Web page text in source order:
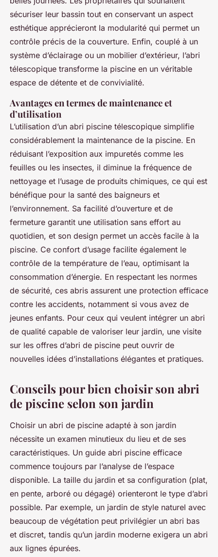
sécuriser leur bassin tout en conservant un aspect
esthétique apprécieront la modularité qui permet un
contrôle précis de la couverture. Enfin, couplé à un
système d’éclairage ou un mobilier d’extérieur, l’abri
télescopique transforme la piscine en un véritable
espace de détente et de convivialité.
Avantages en termes de maintenance et
d’utilisation
L’utilisation d’un abri piscine télescopique simplifie
considérablement la maintenance de la piscine. En
réduisant l’exposition aux impuretés comme les
feuilles ou les insectes, il diminue la fréquence de
nettoyage et l’usage de produits chimiques, ce qui est
bénéfique pour la santé des baigneurs et
l’environnement. Sa facilité d’ouverture et de
fermeture garantit une utilisation sans effort au
quotidien, et son design permet un accès facile à la
piscine. Ce confort d’usage facilite également le
contrôle de la température de l’eau, optimisant la
consommation d’énergie. En respectant les normes
de sécurité, ces abris assurent une protection efficace
contre les accidents, notamment si vous avez de
jeunes enfants. Pour ceux qui veulent intégrer un abri
de qualité capable de valoriser leur jardin, une visite
sur les offres d’abri de piscine peut ouvrir de
nouvelles idées d’installations élégantes et pratiques.
Conseils pour bien choisir son abri
de piscine selon son jardin
Choisir un abri de piscine adapté à son jardin
nécessite un examen minutieux du lieu et de ses
caractéristiques. Un guide abri piscine efficace
commence toujours par l’analyse de l’espace
disponible. La taille du jardin et sa configuration (plat,
en pente, arboré ou dégagé) orienteront le type d’abri
possible. Par exemple, un jardin de style naturel avec
beaucoup de végétation peut privilégier un abri bas
et discret, tandis qu’un jardin moderne exigera un abri
aux lignes épurées.